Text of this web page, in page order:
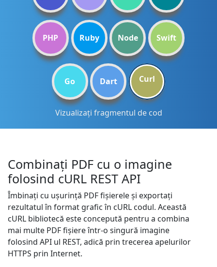
PHP Ruby Node Swift
Go Dart Curl
Vizualizați fragmentul de cod
Combinați PDF cu o imagine
folosind cURL REST API
Îmbinați cu ușurință PDF fișierele și exportați
rezultatul în format grafic în cURL codul. Această
cURL bibliotecă este concepută pentru a combina
mai multe PDF fișiere într-o singură imagine
folosind API ul REST, adică prin trecerea apelurilor
HTTPS prin Internet.